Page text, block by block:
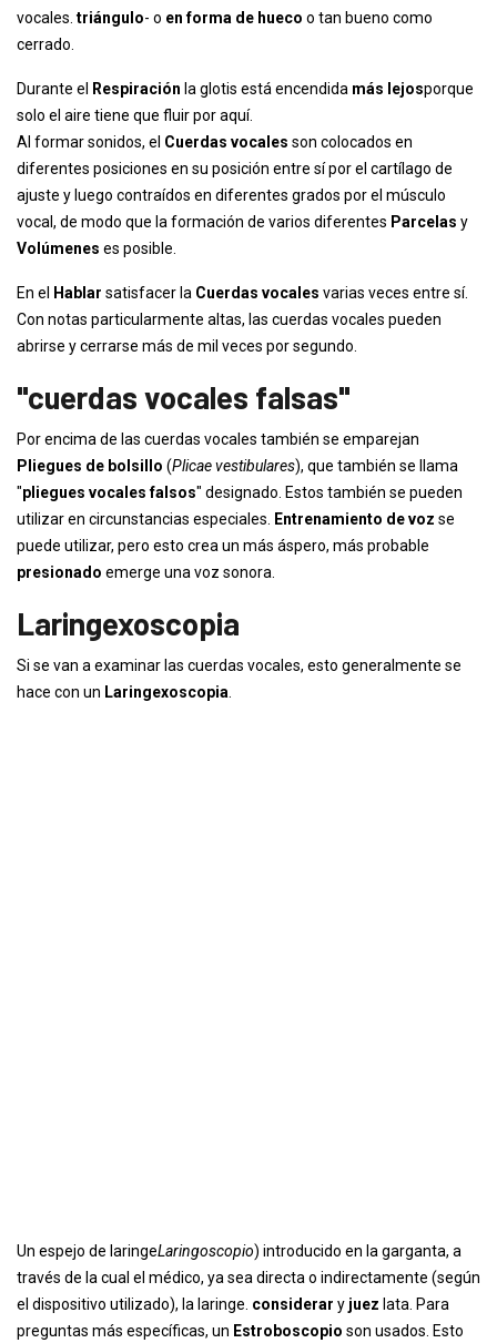
vocales. triángulo- o en forma de hueco o tan bueno como
cerrado.
Durante el Respiración la glotis está encendida más lejosporque
solo el aire tiene que fluir por aquí.
Al formar sonidos, el Cuerdas vocales son colocados en
diferentes posiciones en su posición entre sí por el cartílago de
ajuste y luego contraídos en diferentes grados por el músculo
vocal, de modo que la formación de varios diferentes Parcelas y
Volúmenes es posible.
En el Hablar satisfacer la Cuerdas vocales varias veces entre sí.
Con notas particularmente altas, las cuerdas vocales pueden
abrirse y cerrarse más de mil veces por segundo.
"cuerdas vocales falsas"
Por encima de las cuerdas vocales también se emparejan
Pliegues de bolsillo (Plicae vestibulares), que también se llama
"pliegues vocales falsos" designado. Estos también se pueden
utilizar en circunstancias especiales.
Entrenamiento de voz se
puede utilizar, pero esto crea un más áspero, más probable
presionado emerge una voz sonora.
Laringexoscopia
Si se van a examinar las cuerdas vocales, esto generalmente se
hace con un Laringexoscopia
Un espejo de laringeLaringoscopio) introducido en la garganta, a
través de la cual el médico, ya sea directa o indirectamente (según
el dispositivo utilizado), la laringe. considerar y juez lata. Para
preguntas más específicas, un Estroboscopio son usados. Esto